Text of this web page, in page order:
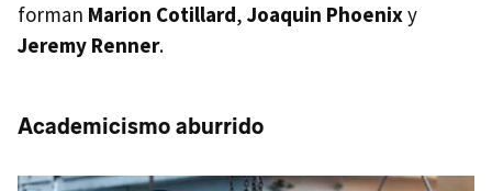
forman Marion Cotillard, Joaquin Phoenixy
Jeremy Renner.
Academicismo aburrido